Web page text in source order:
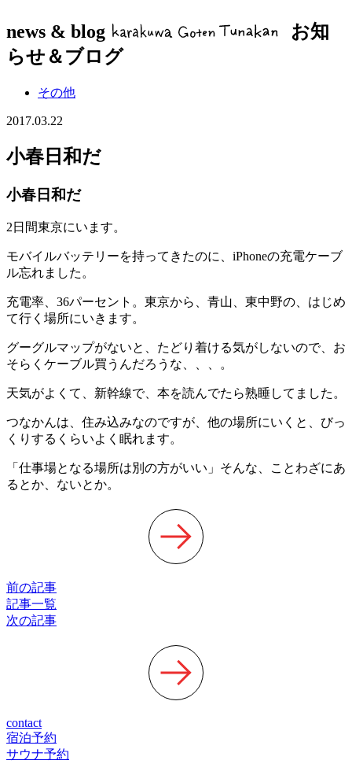
news & blog
お知
らせ＆ブログ
その他
2017.03.22
小春日和だ
小春日和だ
2日間東京にいます。
モバイルバッテリーを持ってきたのに、iPhoneの充電ケーブ
ル忘れました。
充電率、36パーセント。東京から、青山、東中野の、はじめ
て行く場所にいきます。
グーグルマップがないと、たどり着ける気がしないので、お
そらくケーブル買うんだろうな、、、。
天気がよくて、新幹線で、本を読んでたら熟睡してました。
つなかんは、住み込みなのですが、他の場所にいくと、びっ
くりするくらいよく眠れます。
「仕事場となる場所は別の方がいい」そんな、ことわざにあ
るとか、ないとか。
前の記事
記事一覧
次の記事
contact
宿泊予約
サウナ予約